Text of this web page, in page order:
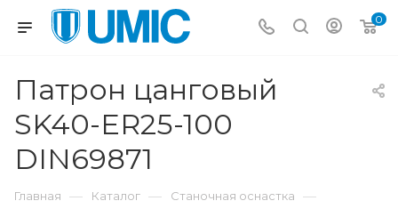
0
Патрон цанговый
SK40-ER25-100
DIN69871
Главная — Каталог — Станочная оснастка —